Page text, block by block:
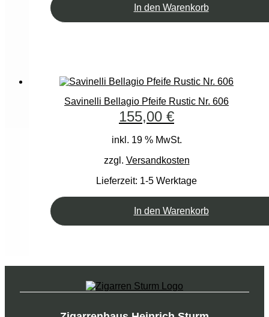
In den Warenkorb
Savinelli Bellagio Pfeife Rustic Nr. 606
155,00 €
inkl. 19 % MwSt.
zzgl. Versandkosten
Lieferzeit: 1-5 Werktage
In den Warenkorb